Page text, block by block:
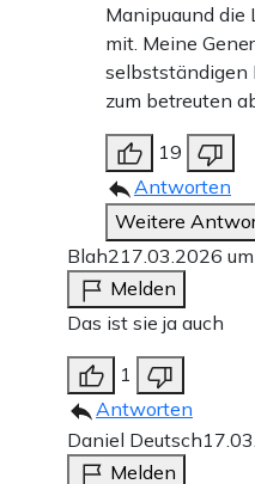
Manipuaund die
mit. Meine
selbstständigen
zum betreuten
19
Antworten
Weitere
Blah2 17.03.2026
Melden
Das ist sie ja auch
1
Antworten
Daniel Deutsch
Melden